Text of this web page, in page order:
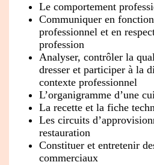
Le comportement
Communiquer en
professionnel et en
profession
Analyser, contrôler la
dresser et participer à la
contexte professionnel
L’organigramme d’une
La recette et la fiche
Les circuits
restauration
Constituer et entretenir
commerciaux